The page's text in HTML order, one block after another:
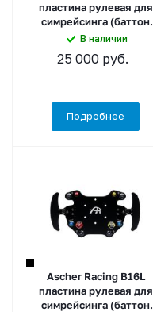
пластина рулевая для
симрейсинга (баттон
плейт)
В наличии
25 000 руб.
Подробнее
Ascher Racing B16L
пластина рулевая для
симрейсинга (баттон